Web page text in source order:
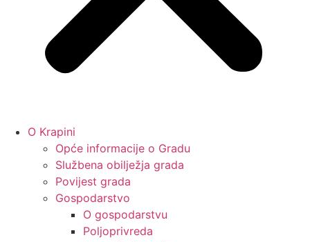
O Krapini
Opće informacije o Gradu
Službena obilježja grada
Povijest grada
Gospodarstvo
O gospodarstvu
Poljoprivreda